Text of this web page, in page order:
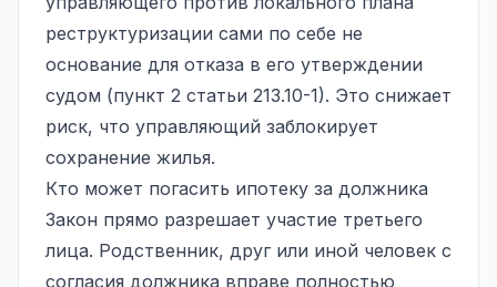
реструктуризации сами по себе не
основание для отказа в его утверждении
судом (пункт 2 статьи 213.10-1). Это снижает
риск, что управляющий заблокирует
сохранение жилья.
Кто может погасить ипотеку за должника
Закон прямо разрешает участие третьего
лица. Родственник, друг или иной человек с
согласия должника вправе полностью